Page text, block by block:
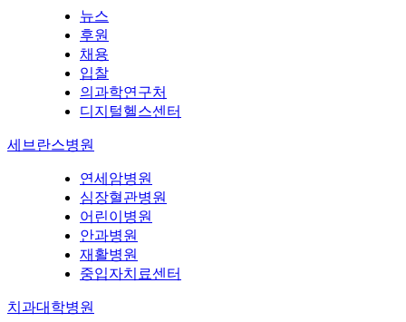
뉴스
후원
채용
입찰
의과학연구처
디지털헬스센터
세브란스병원
연세암병원
심장혈관병원
어린이병원
안과병원
재활병원
중입자치료센터
치과대학병원